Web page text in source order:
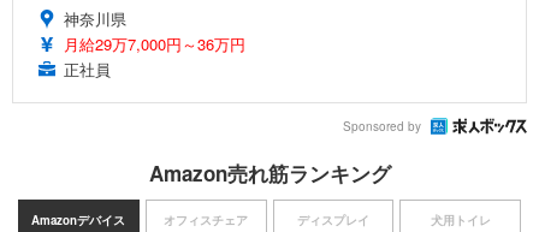
神奈川県
月給29万7,000円～36万円
正社員
Sponsored by
Amazon売れ筋ランキング
Amazonデバイス オフィスチェア ディスプレイ 犬用トイレ